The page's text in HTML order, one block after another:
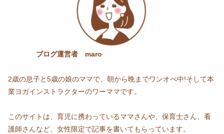
ブログ運営者 maro
2歳の息子と5歳の娘のママで、朝から晩までワンオぺ中!そして本
業ヨガインストラクターのワーママです。
このサイトは、育児に携わっているママさんや、保育士さん、看
護師さんなど、女性限定で記事を書いてもらっています。